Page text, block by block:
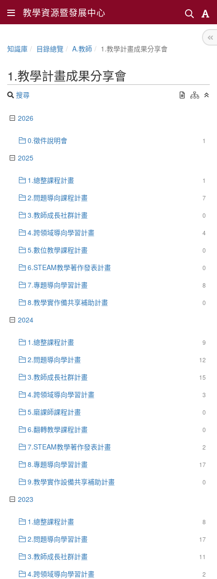
教學資源暨發展中心
知識庫 目錄總覽 A.教師 1.教學計畫成果分享會
1.教學計畫成果分享會
搜尋
2026
1
0.徵件說明會
2025
1
1.總整課程計畫
7
2.問題導向課程計畫
0
3.教師成長社群計畫
4
4.跨領域導向學習計畫
0
5.數位教學課程計畫
0
6.STEAM教學著作發表計畫
8
7.專題導向學習計畫
0
8.教學實作備共享補助計畫
2024
9
1.總整課程計畫
12
2.問題導向學計畫
15
3.教師成長社群計畫
3
4.跨領域導向學習計畫
0
5.磨課師課程計畫
0
6.翻轉教學課程計畫
2
7.STEAM教學著作發表計畫
17
8.專題導向學習計畫
0
9.教學實作設備共享補助計畫
2023
8
1.總整課程計畫
17
2.問題導向學習計畫
11
3.教師成長社群計畫
2
4.跨領域導向學習計畫